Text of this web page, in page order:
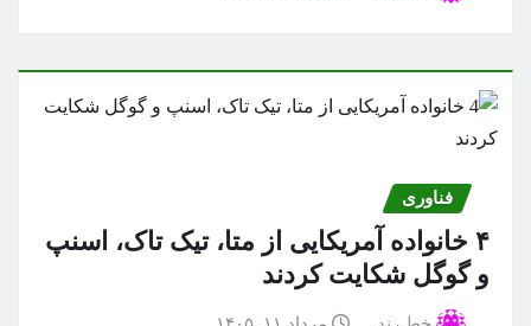
فناوری
۴ خانواده آمریکایی از متا، تیک تاک، اسنپ
و گوگل شکایت کردند